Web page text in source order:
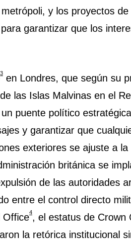
y los proyectos de
garantizar que los
3en Londres, que según su
las Islas Malvinas en el
puente político
y garantizar que
exteriores se ajuste a
británica se
de las autoridades
entre el control directo
Office4, el estatus de Crown
la retórica institucional